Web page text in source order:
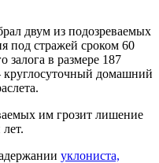
двум из подозреваемых
под стражей сроком 60
залога в размере 187
домашний
им грозит лишение
уклониста,